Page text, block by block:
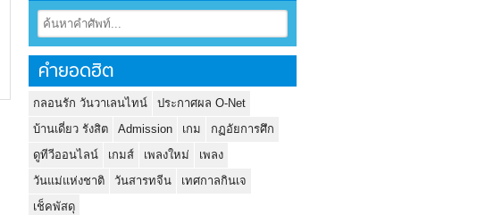
คำยอดฮิต
กลอนรัก วันวาเลนไทน์
ประกาศผล O-Net
บ้านเดี่ยว รังสิต
Admission เกม
กฏอัยการศึก
ดูทีวีออนไลน์
เกมส์ เพลงใหม่
เพลง
วันแม่แห่งชาติ
วันสารทจีน
เทศกาลกินเจ
เช็คพัสดุ